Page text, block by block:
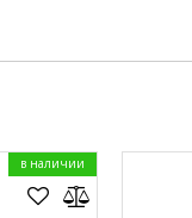
в наличии